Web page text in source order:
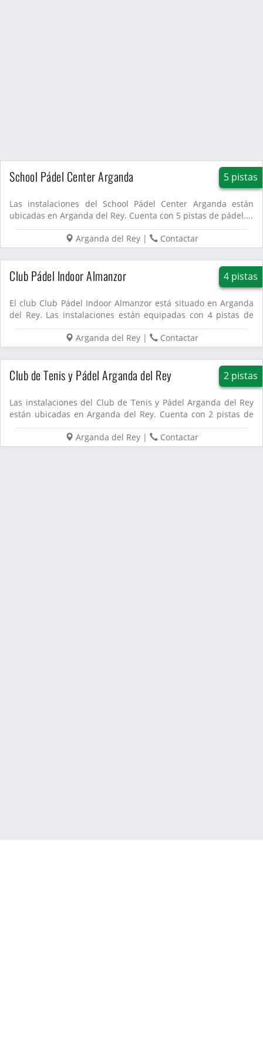
School Pádel Center Arganda 5 pistas
Las instalaciones del School Pádel Center Arganda están
ubicadas en Arganda del Rey. Cuenta con 5 pistas de pádel....
Arganda del Rey| Contactar
Club Pádel Indoor Almanzor 4 pistas
El club Club Pádel Indoor Almanzor está situado en Arganda
del Rey. Las instalaciones están equipadas con 4 pistas de
pád...
Arganda del Rey| Contactar
Club de Tenis y Pádel Arganda del Rey 2 pistas
Las instalaciones del Club de Tenis y Pádel Arganda del Rey
están ubicadas en Arganda del Rey. Cuenta con 2 pistas de
páde...
Arganda del Rey| Contactar